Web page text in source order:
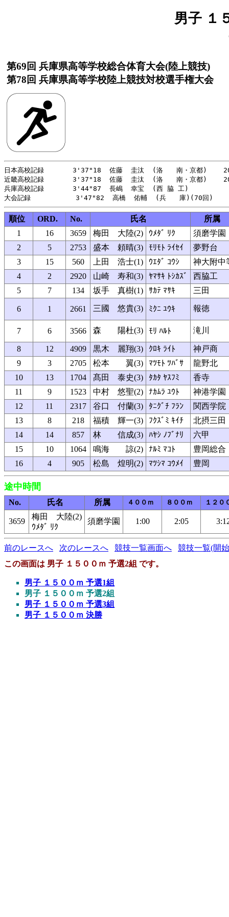
男子 １
第69回 兵庫県高等学校総合体育大会(陸上競技)
第78回 兵庫県高等学校陸上競技対校選手権大会
日本高校記録       3'37"18  佐藤  圭汰  (洛　　南・京都)
近畿高校記録       3'37"18  佐藤  圭汰  (洛　　南・京都)
兵庫高校記録       3'44"87  長嶋  幸宝  (西 脇 工)
順位 ORD. No. 氏名
所属
1
16 3659 梅田 大陸(2) ｳﾒﾀﾞ ﾘｸ
須磨学園
2
5 2753 盛本 頼晴(3) ﾓﾘﾓﾄ ﾗｲｾｲ
夢野台
3
15 560 上田 浩士(1) ｳｴﾀﾞ ｺｳｼ
神大附中
4
2 2920 山崎 寿和(3) ﾔﾏｻｷ ﾄｼｶｽﾞ
西脇工
5
7 134 坂手 真樹(1) ｻｶﾃ ﾏｻｷ 三田
6 1 2661 三國 悠貴(3) ﾐｸﾆ ﾕｳｷ 報徳
7 6 3566 森 陽杜(3) ﾓﾘ ﾊﾙﾄ 滝川
8 12 4909 黒木 麗翔(3) ｸﾛｷ ﾗｲﾄ
神戸商
9
3 2705 松本 翼(3) ﾏﾂﾓﾄ ﾂﾊﾞｻ
龍野北
10
13 1704 髙田 泰史(3) ﾀｶﾀ ﾔｽﾌﾐ
香寺
11
9 1523 中村 悠聖(2) ﾅｶﾑﾗ ﾕｳﾄ
神港学園
12
11 2317 谷口 付蘭(3) ﾀﾆｸﾞﾁ ﾌﾗﾝ
関西学院
13
8 218 福積 輝一(3) ﾌｸｽﾞﾐ ｷｲﾁ
北摂三田
14
14 857 林 信成(3) ﾊﾔｼ ﾉﾌﾞﾅﾘ
六甲
15
10 1064 鳴海 諒(2) ﾅﾙﾐ ﾏｺﾄ
豊岡総合
16
4 905 松島 煌明(2) ﾏﾂｼﾏ ｺｳﾒｲ 豊岡
途中時間
No. 氏名 所属 ４００ｍ ８００ｍ １２０
3659
梅田 大陸(2)
ｳﾒﾀﾞ ﾘｸ
須磨学園 1:00 2:05
前のレースへ 次のレースへ 競技一覧画面へ
競技一覧(開
この画面は 男子 １５００ｍ 予選2組 です。
男子 １５００ｍ 予選1組
男子 １５００ｍ 予選2組
男子 １５００ｍ 予選3組
男子 １５００ｍ 決勝